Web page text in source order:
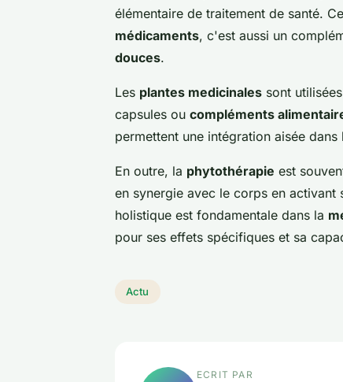
élémentaire de traitement de santé.
médicaments, c'est aussi un
douces.
Les plantes medicinales sont
capsules ou compléments
permettent une intégration aisée
En outre, la phytothérapie est
en synergie avec le corps en activant
holistique est fondamentale dans la
pour ses effets spécifiques et sa
Actu
ECRIT PAR